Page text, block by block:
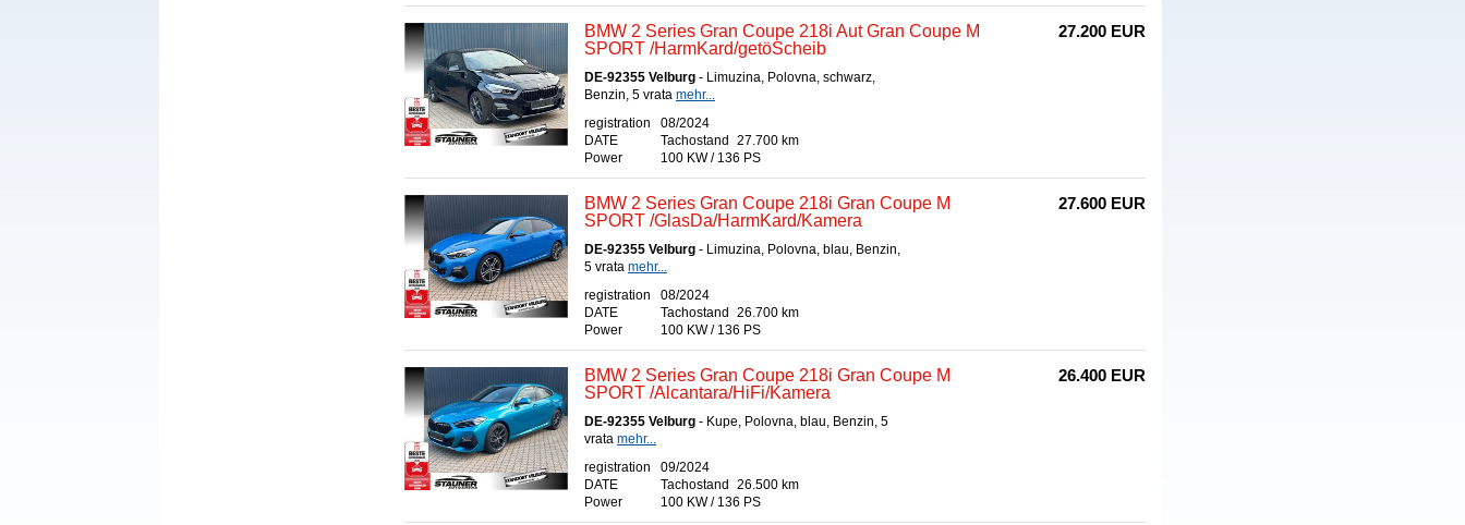
27.200 EUR
BMW 2 Series Gran Coupe 218i Aut Gran Coupe M
SPORT /HarmKard/getöScheib
DE-92355 Velburg - Limuzina, Polovna, schwarz,
Benzin, 5 vrata mehr...
registration
DATE
08/2024
Tachostand
27.700 km
Power
100 KW / 136 PS
27.600 EUR
BMW 2 Series Gran Coupe 218i Gran Coupe M
SPORT /GlasDa/HarmKard/Kamera
DE-92355 Velburg - Limuzina, Polovna, blau, Benzin,
5 vrata mehr...
registration
DATE
08/2024
Tachostand
26.700 km
Power
100 KW / 136 PS
26.400 EUR
BMW 2 Series Gran Coupe 218i Gran Coupe M
SPORT /Alcantara/HiFi/Kamera
DE-92355 Velburg - Kupe, Polovna, blau, Benzin, 5
vrata mehr...
registration
DATE
09/2024
Tachostand
26.500 km
Power
100 KW / 136 PS